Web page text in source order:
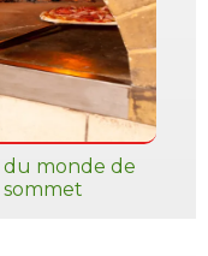
monde de
sommet